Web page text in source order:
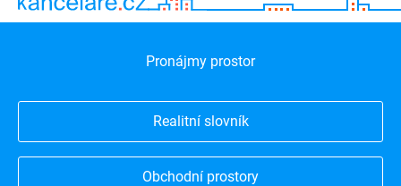
Pronájmy prostor
Realitní slovník
Obchodní prostory